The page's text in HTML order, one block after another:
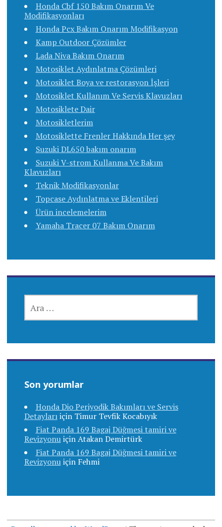
Honda Cbf 150 Bakım Onarım Ve
Modifikasyonları
Honda Pcx Bakım Onarım Modifikasyon
Kamp Outdoor Çözümler
Lada Niva Bakım Onarım
Motosiklet Aydınlatma Çözümleri
Motosiklet Boya ve restorasyon İşleri
Motosiklet Kullanım Ve Servis Klavuzları
Motosiklete Dair
Motosikletlerim
Motosiklette Frenler Hakkında Her şey
Suzuki DL650 bakım onarım
Suzuki V-strom Kullanma Ve Bakım
Klavuzları
Teknik Modifikasyonlar
Topcase Aydınlatma ve Eklentileri
Ürün incelemelerim
Yamaha Tracer 07 Bakım Onarım
Son yorumlar
Honda Dio Periyodik Bakımları ve Servis
Detaylarıiçin Timur Tevfik Kocabıyık
Fiat Panda 169 Bagaj Düğmesi tamiri ve
RevizyonuiçinAtakan Demirtürk
Fiat Panda 169 Bagaj Düğmesi tamiri ve
Revizyonuiçin Fehmi